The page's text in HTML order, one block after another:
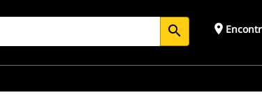
search place